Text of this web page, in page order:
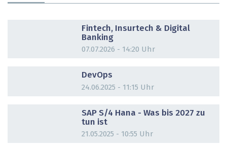
Fintech, Insurtech & Digital
Banking
07.07.2026 - 14:20 Uhr
DevOps
24.06.2025 - 11:15 Uhr
SAP S/4 Hana - Was bis 2027 zu
tun ist
21.05.2025 - 10:55 Uhr